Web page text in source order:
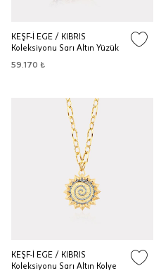
KEŞF-İ EGE / KIBRIS
Koleksiyonu Sarı Altın Yüzük
59.170 ₺
KEŞF-İ EGE / KIBRIS
Koleksiyonu Sarı Altın Kolye